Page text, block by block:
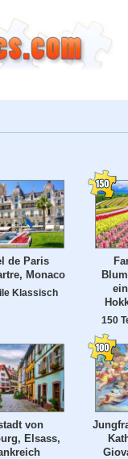
de Paris
Monaco
Klassisch
150
von
Elsass,